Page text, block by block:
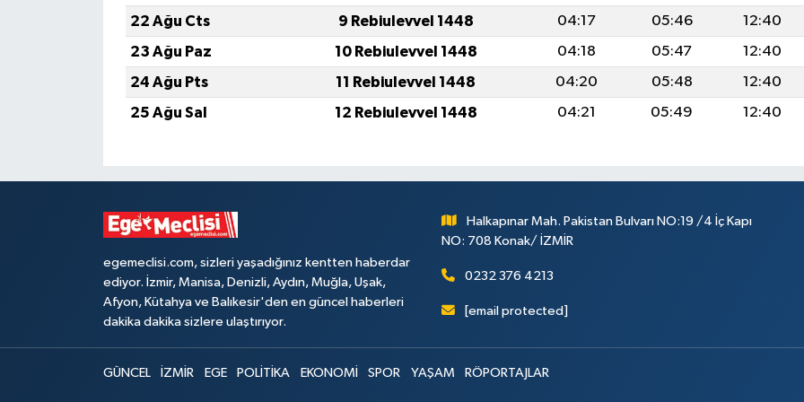
22 Ağu Cts 9 Rebiulevvel 1448 04:17 05:46
12:40
23 Ağu Paz
10 Rebiulevvel 1448 04:18 05:47
12:40
24 Ağu Pts
11 Rebiulevvel 1448 04:20 05:48
12:40
25 Ağu Sal
12 Rebiulevvel 1448 04:21 05:49 12:40
egemeclisi.com, sizleri yaşadığınız kentten haberdar
ediyor. İzmir, Manisa, Denizli, Aydın, Muğla, Uşak,
Afyon, Kütahya ve Balıkesir'den en güncel haberleri
dakika dakika sizlere ulaştırıyor.
Halkapınar Mah. Pakistan Bulvarı NO:19 /4 İç Kapı
NO: 708 Konak/ İZMİR
0232 376 4213
[email protected]
GÜNCEL İZMİR EGE POLİTİKA EKONOMİ SPOR YAŞAM RÖPORTAJLAR